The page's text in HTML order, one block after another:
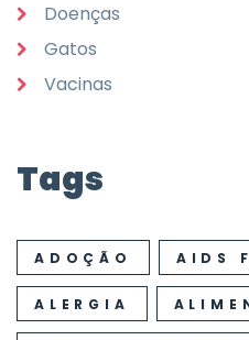
Doenças
Gatos
Vacinas
Tags
ADOÇÃO AIDS
ALERGIA